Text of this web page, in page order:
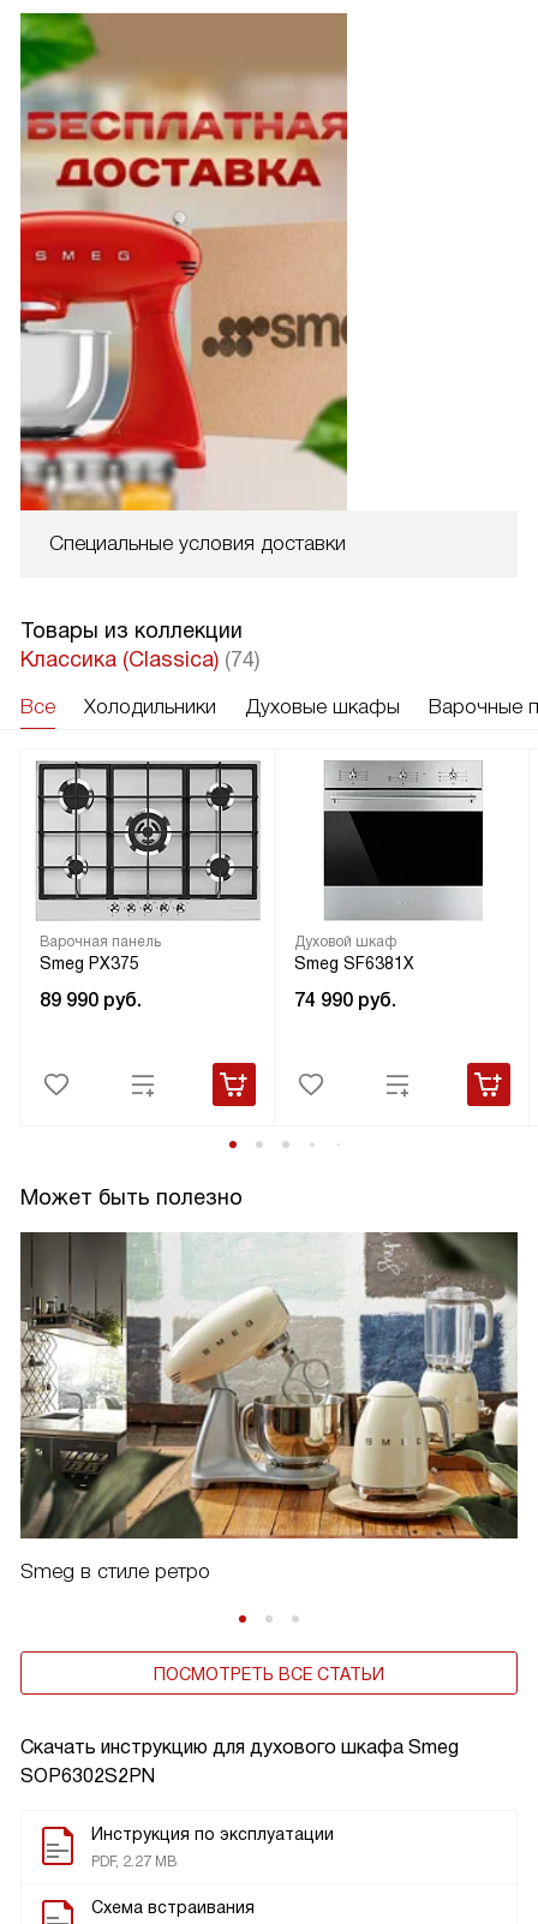
Скачать инструкцию для духового шкафа Smeg
SOP6302S2PN
Инструкция по эксплуатации
PDF, 2.27 MB
Схема встраивания
Специальные условия доставки
Товары из коллекции
Классика (Classica) (74)
Все Холодильники Духовые шкафы Варочные
Варочная панель
Smeg PX375
89 990 руб.
Духовой шкаф
Smeg SF6381X
74 990 руб.
Может быть полезно
Smeg в стиле ретро
ПОСМОТРЕТЬ ВСЕ СТАТЬИ